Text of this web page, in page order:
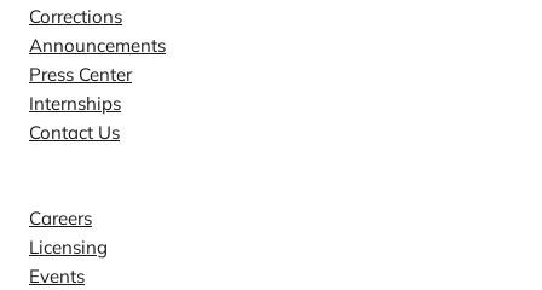
Corrections
Announcements
Press Center
Internships
Contact Us
Careers
Licensing
Events